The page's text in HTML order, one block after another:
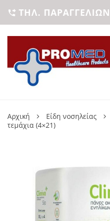
 ΤΗΛ. ΠΑΡΑΓΓΕΛΙΏΝ
Αρχική Είδη νοσηλείας
τεμάχια (4×21)